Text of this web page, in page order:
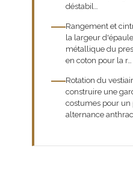
déstabil…
Rangement et
la largeur
métallique du
en coton pour la r…
Rotation du
construire une
costumes pour un
alternance